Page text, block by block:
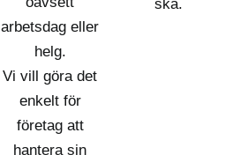
arbetsdag eller
helg.
Vi vill göra det
enkelt för
företag att
hantera sin
ska.